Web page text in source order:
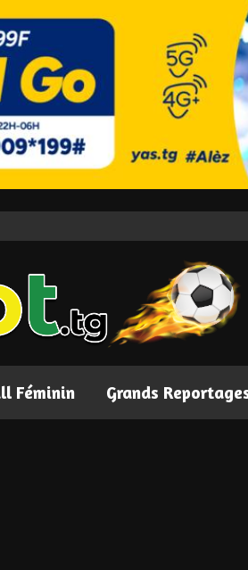
Féminin Grands